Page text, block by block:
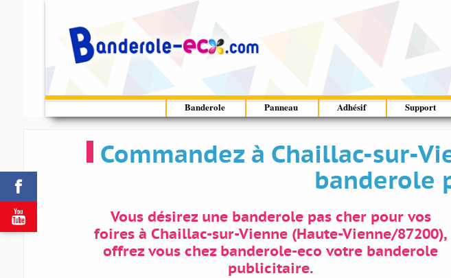


Banderole Panneau Adhésif Support
Commandez à Chaillac-sur-
banderole
Vous désirez une banderole pas cher pour vos
foires à Chaillac-sur-Vienne (Haute-Vienne/87200),
offrez vous chez banderole-eco votre banderole
publicitaire.